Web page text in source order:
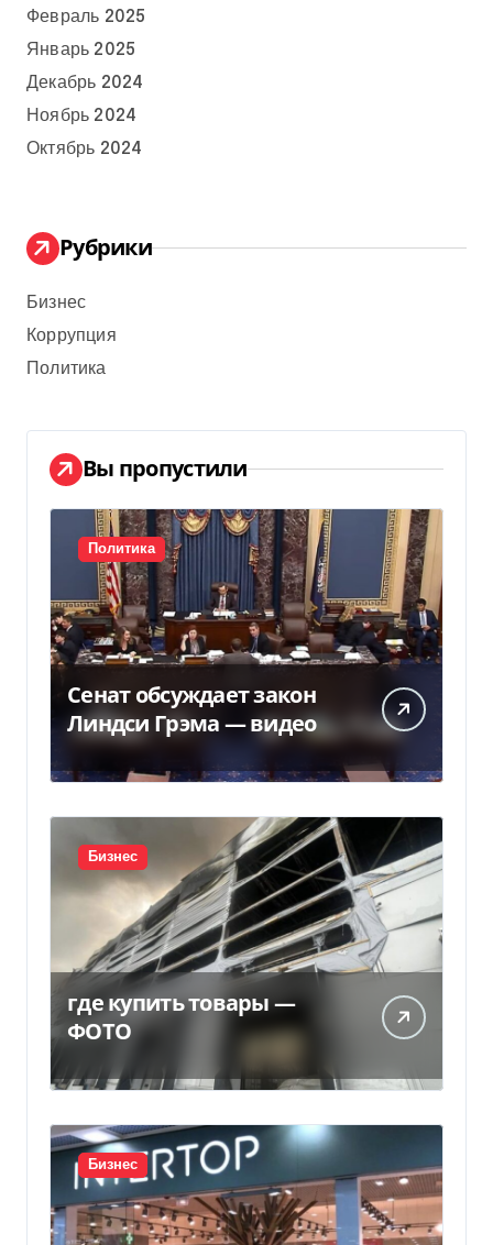
Февраль 2025
Январь 2025
Декабрь 2024
Ноябрь 2024
Октябрь 2024
Рубрики
Бизнес
Коррупция
Политика
Вы пропустили
Политика
Сенат обсуждает закон
Линдси Грэма — видео
Бизнес
где купить товары —
ФОТО
Бизнес